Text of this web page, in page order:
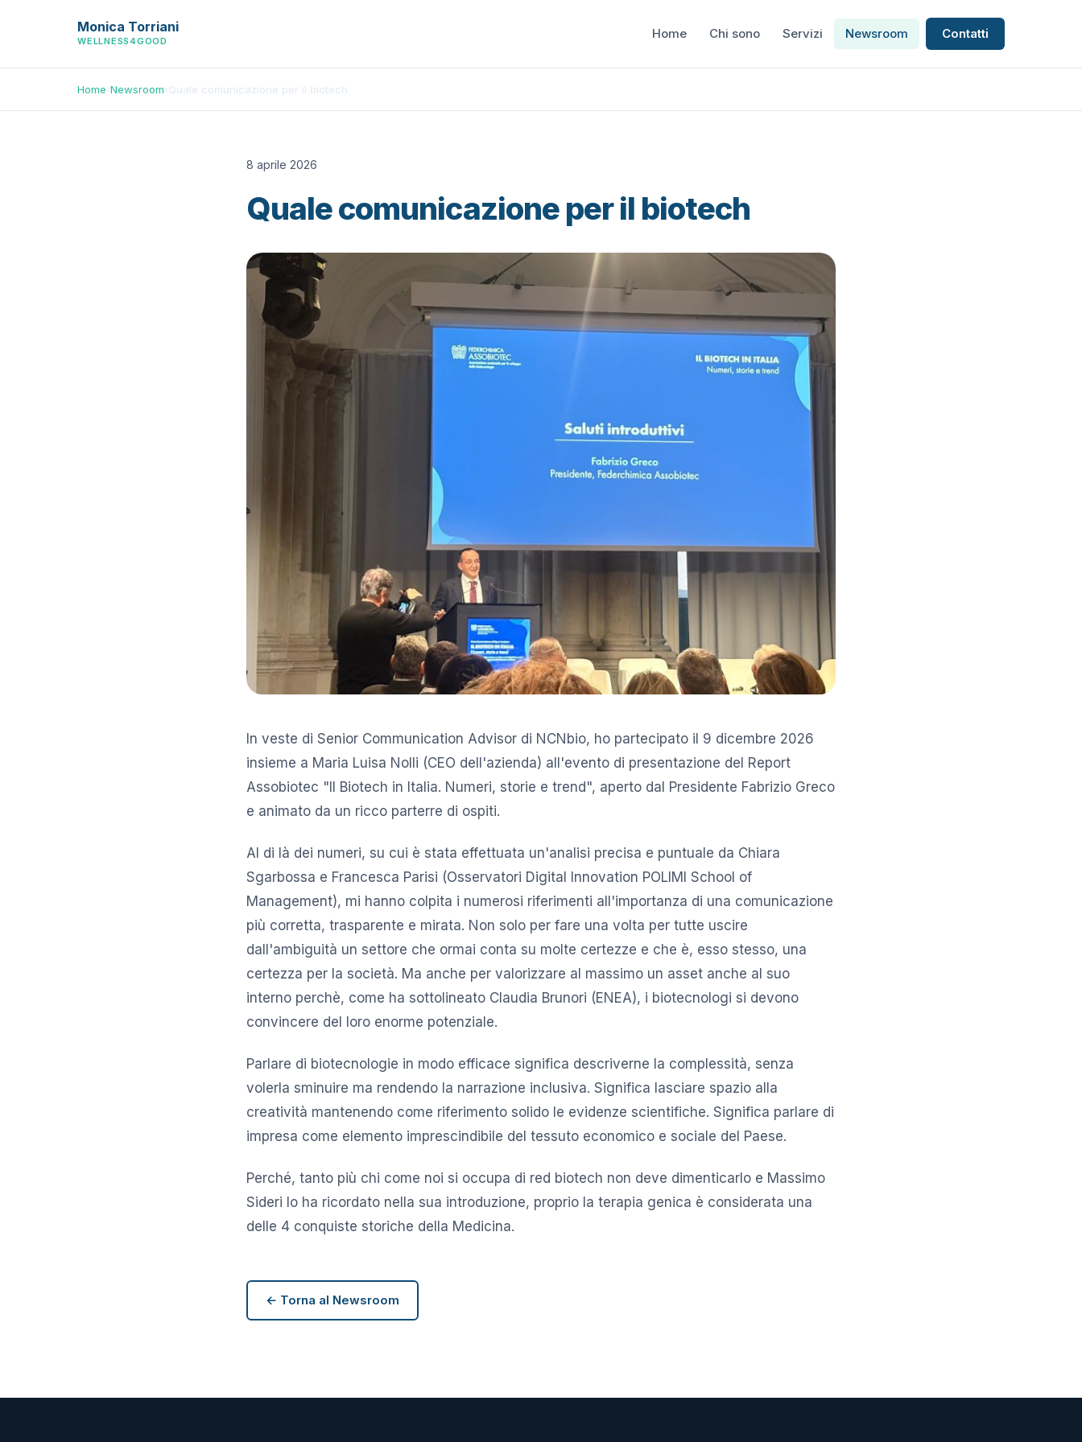
Monica Torriani
WELLNESS4GOOD Home Chi sono Servizi Newsroom Contatti
Home›Newsroom›Quale comunicazione per il biotech
8 aprile 2026
Quale comunicazione per il biotech
In veste di Senior Communication Advisor di NCNbio, ho partecipato il 9 dicembre 2026
insieme a Maria Luisa Nolli (CEO dell'azienda) all'evento di presentazione del Report
Assobiotec "Il Biotech in Italia. Numeri, storie e trend", aperto dal Presidente Fabrizio Greco
e animato da un ricco parterre di ospiti.
Al di là dei numeri, su cui è stata effettuata un'analisi precisa e puntuale da Chiara
Sgarbossa e Francesca Parisi (Osservatori Digital Innovation POLIMI School of
Management), mi hanno colpita i numerosi riferimenti all'importanza di una comunicazione
più corretta, trasparente e mirata. Non solo per fare una volta per tutte uscire
dall'ambiguità un settore che ormai conta su molte certezze e che è, esso stesso, una
certezza per la società. Ma anche per valorizzare al massimo un asset anche al suo
interno perchè, come ha sottolineato Claudia Brunori (ENEA), i biotecnologi si devono
convincere del loro enorme potenziale.
Parlare di biotecnologie in modo efficace significa descriverne la complessità, senza
volerla sminuire ma rendendo la narrazione inclusiva. Significa lasciare spazio alla
creatività mantenendo come riferimento solido le evidenze scientifiche. Significa parlare di
impresa come elemento imprescindibile del tessuto economico e sociale del Paese.
Perché, tanto più chi come noi si occupa di red biotech non deve dimenticarlo e Massimo
Sideri lo ha ricordato nella sua introduzione, proprio la terapia genica è considerata una
delle 4 conquiste storiche della Medicina.
← Torna al Newsroom